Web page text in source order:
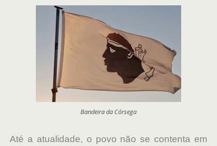
Bandeira da Córsega
Até a atualidade, o povo não se contenta em